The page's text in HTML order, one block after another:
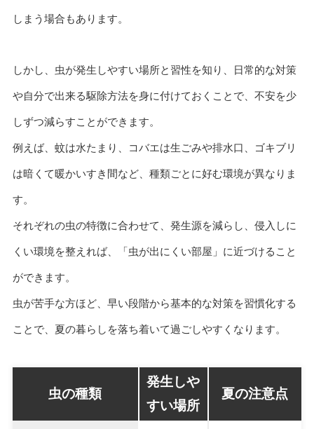
しまう場合もあります。
しかし、虫が発生しやすい場所と習性を知り、日常的な対策
や自分で出来る駆除方法を身に付けておくことで、不安を少
しずつ減らすことができます。
例えば、蚊は水たまり、コバエは生ごみや排水口、ゴキブリ
は暗くて暖かいすき間など、種類ごとに好む環境が異なりま
す。
それぞれの虫の特徴に合わせて、発生源を減らし、侵入しに
くい環境を整えれば、「虫が出にくい部屋」に近づけること
ができます。
虫が苦手な方ほど、早い段階から基本的な対策を習慣化する
ことで、夏の暮らしを落ち着いて過ごしやすくなります。
虫の種類
発生しや
すい場所
夏の注意点